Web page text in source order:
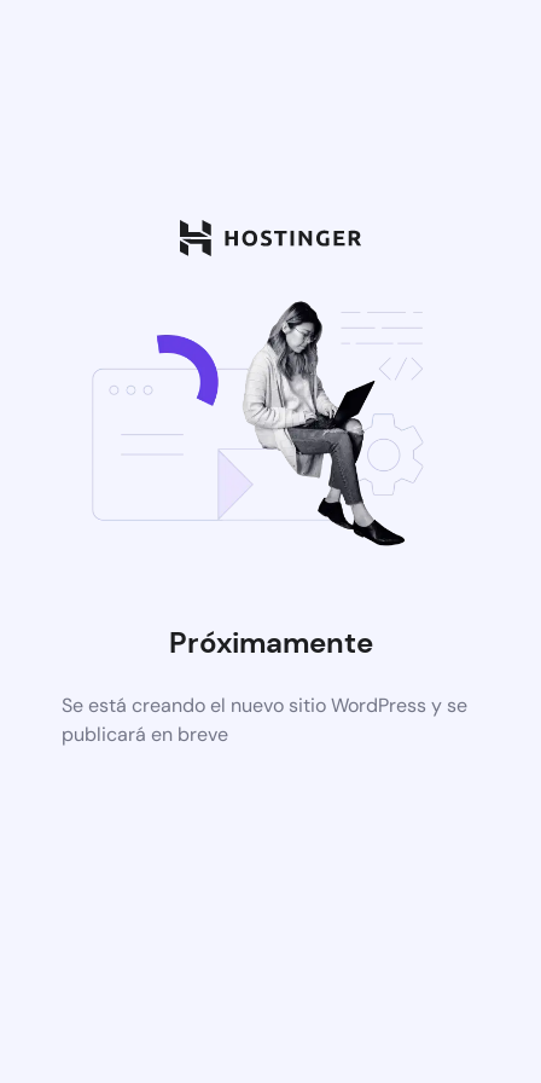
Próximamente
Se está creando el nuevo sitio WordPress y se
publicará en breve